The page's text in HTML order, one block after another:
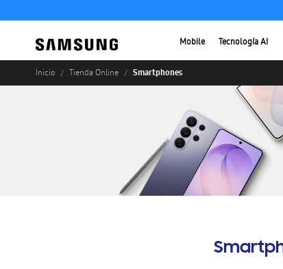
Mobile Tecnología AI
Inicio Tienda Online Smartphones